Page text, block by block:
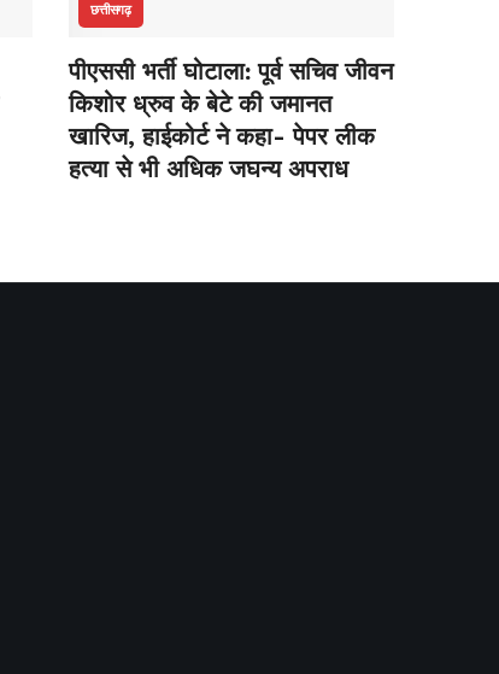
छत्तीसगढ़
पीएससी भर्ती घोटाला: पूर्व सचिव जीवन
किशोर ध्रुव के बेटे की जमानत
खारिज, हाईकोर्ट ने कहा- पेपर लीक
हत्या से भी अधिक जघन्य अपराध